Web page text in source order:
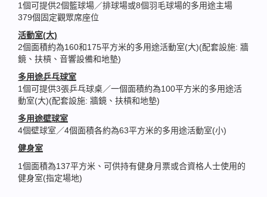
1個可提供2個籃球場／排球場或8個羽毛球場的多用途主場
379個固定觀眾席座位
活動室(大)
2個面積約為160和175平方米的多用途活動室(大)(配套設施: 牆
鏡、扶槓、音響設備和地墊)
多用途乒乓球室
1個可提供3張乒乓球桌／一個面積約為100平方米的多用途活
動室(大)(配套設施: 牆鏡、扶槓和地墊)
多用途壁球室
4個壁球室／4個面積各約為63平方米的多用途活動室(小)
健身室
1個面積為137平方米、可供持有健身月票或合資格人士使用的
健身室(指定場地)